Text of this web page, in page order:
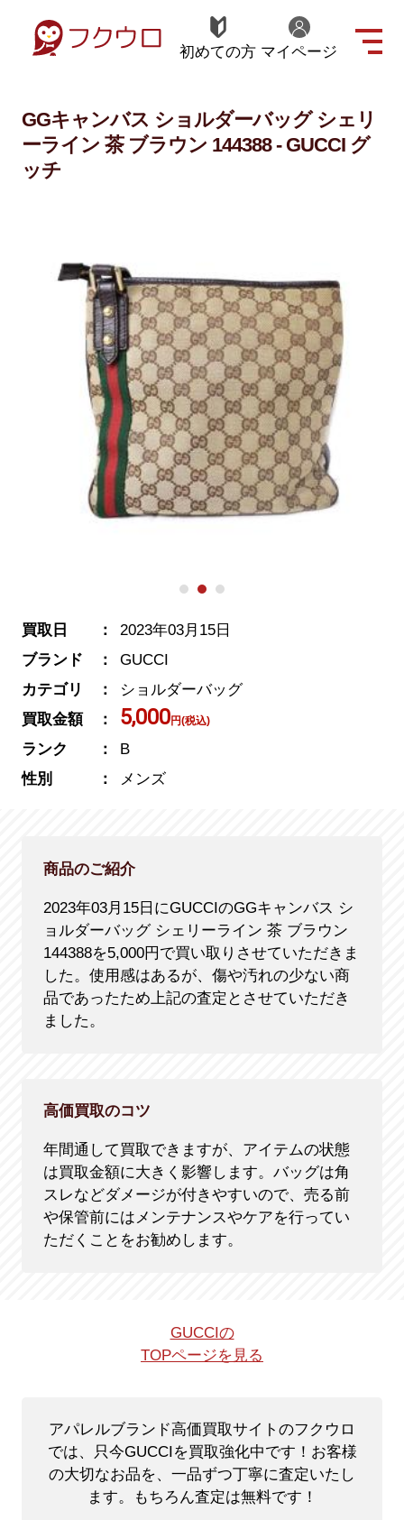
初めての方 マイページ
GGキャンバス ショルダーバッグ シェリ
ーライン 茶 ブラウン 144388 - GUCCI グ
ッチ
買取日
2023年03月15日
ブランド
GUCCI
カテゴリ
ショルダーバッグ
買取金額
5,000円(税込)
ランク
B
性別
メンズ
商品のご紹介
2023年03月15日にGUCCIのGGキャンバス シ
ョルダーバッグ シェリーライン 茶 ブラウン
144388を5,000円で買い取りさせていただきま
した。使用感はあるが、傷や汚れの少ない商
品であったため上記の査定とさせていただき
ました。
高価買取のコツ
年間通して買取できますが、アイテムの状態
は買取金額に大きく影響します。バッグは角
スレなどダメージが付きやすいので、売る前
や保管前にはメンテナンスやケアを行ってい
ただくことをお勧めします。
GUCCIの
TOPページを見る
アパレルブランド高価買取サイトのフクウロ
では、只今GUCCIを買取強化中です！ お客様
の大切なお品を、一品ずつ丁寧に査定いたし
ます。もちろん査定は無料です！